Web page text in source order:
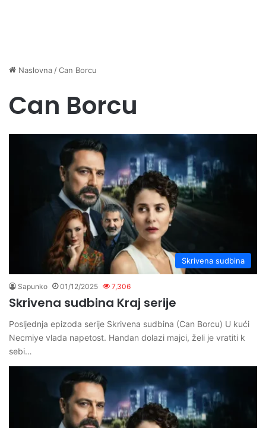
Naslovna /Can Borcu
Can Borcu
Skrivena sudbina
Sapunko 01/12/2025 7,306
Skrivena sudbina Kraj serije
Posljednja epizoda serije Skrivena sudbina (Can Borcu) U kući
Necmiye vlada napetost. Handan dolazi majci, želi je vratiti k
sebi…